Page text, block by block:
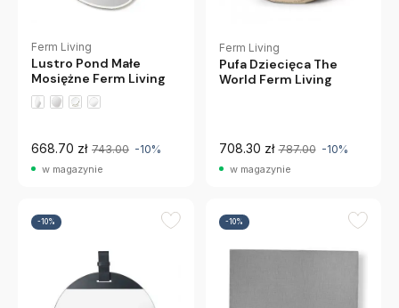
Ferm Living
Lustro Pond Małe
Mosiężne Ferm Living
668.70 zł 743.00 -10%
w magazynie
Ferm Living
Pufa Dziecięca The
World Ferm Living
708.30 zł 787.00 -10%
w magazynie
-10% -10%